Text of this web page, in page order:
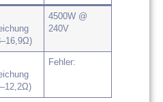
4500W @
240V
​​Fehler​​: